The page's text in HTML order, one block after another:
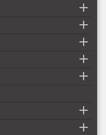






